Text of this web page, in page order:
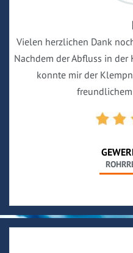
Vielen herzlichen Dank
Nachdem der Abfluss in
konnte mir der